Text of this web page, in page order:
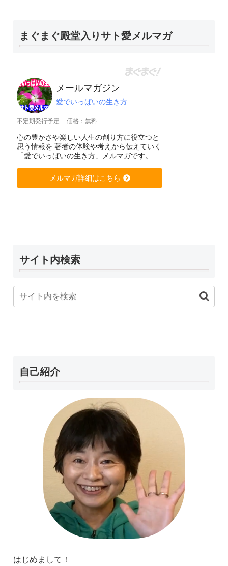
まぐまぐ殿堂入りサト愛メルマガ
メールマガジン
愛でいっぱいの生き方
不定期発行予定 価格：無料
心の豊かさや楽しい人生の創り方に役立つと
思う情報を 著者の体験や考えから伝えていく
「愛でいっぱいの生き方」メルマガです。
メルマガ詳細はこちら
サイト内検索
自己紹介
はじめまして！